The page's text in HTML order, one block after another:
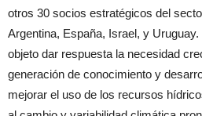
otros 30 socios estratégicos del
Argentina, España, Israel, y
objeto dar respuesta la necesidad
generación de conocimiento y
mejorar el uso de los recursos